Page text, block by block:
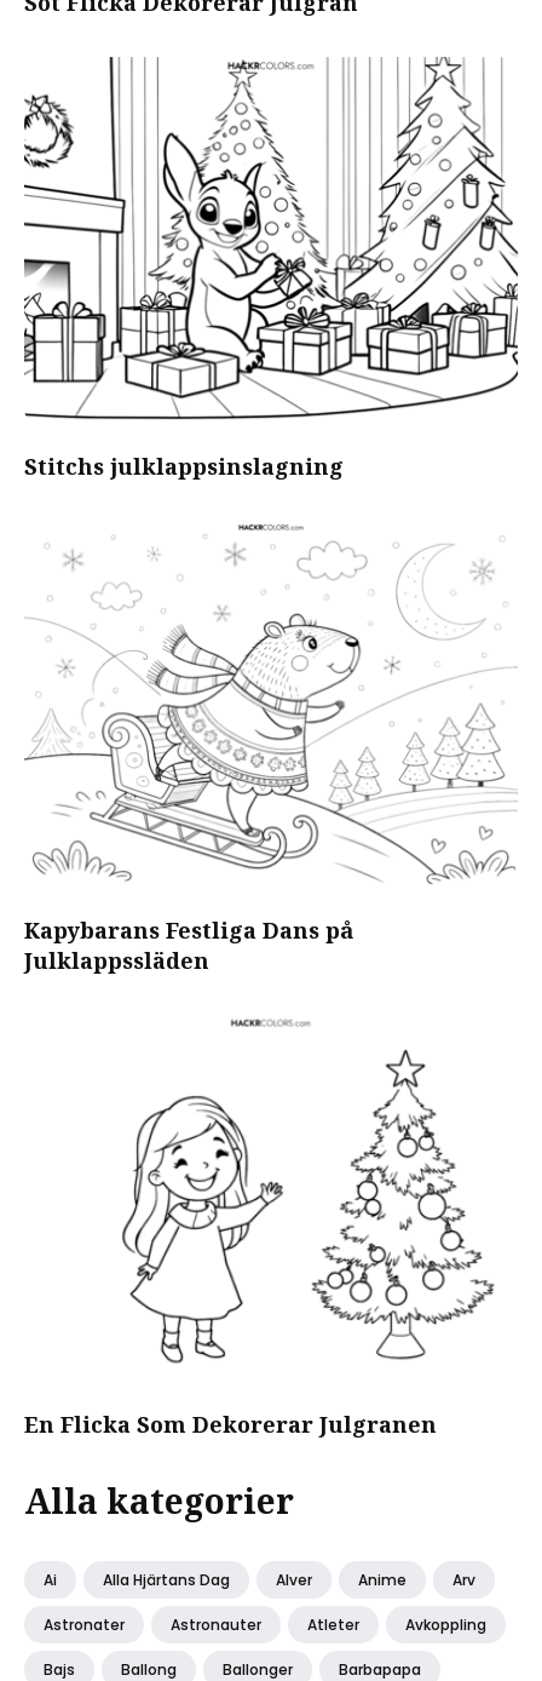
Stitchs julklappsinslagning
Kapybarans Festliga Dans på
Julklappssläden
En Flicka Som Dekorerar Julgranen
Alla kategorier
Ai Alla Hjärtans Dag Alver Anime Arv
Astronater Astronauter Atleter Avkoppling
Bajs Ballong Ballonger Barbapapa